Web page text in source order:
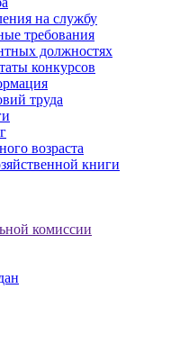
на службу
требования
должностях
конкурсов
труда
возраста
книги
комиссии